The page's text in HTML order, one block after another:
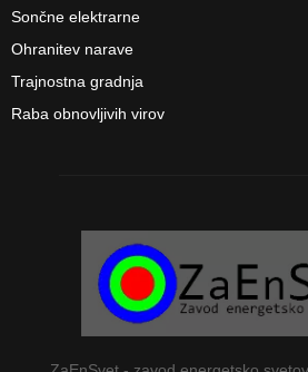
Sončne elektrarne
Ohranitev narave
Trajnostna gradnja
Raba obnovljivih virov